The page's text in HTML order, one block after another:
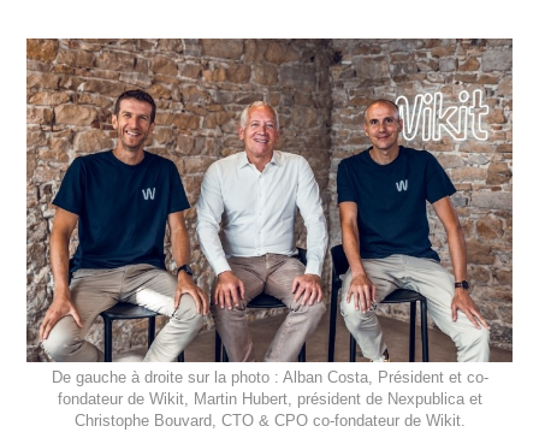
De gauche à droite sur la photo : Alban Costa, Président et co-
fondateur de Wikit, Martin Hubert, président de Nexpublica et
Christophe Bouvard, CTO & CPO co-fondateur de Wikit.